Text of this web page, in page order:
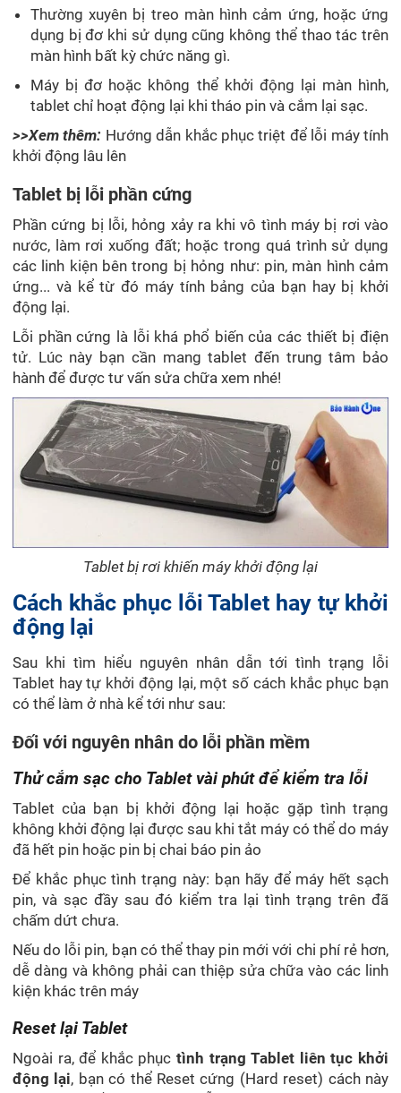
Thường xuyên bị treo màn hình cảm ứng, hoặc ứng
dụng bị đơ khi sử dụng cũng không thể thao tác trên
màn hình bất kỳ chức năng gì.
Máy bị đơ hoặc không thể khởi động lại màn hình,
tablet chỉ hoạt động lại khi tháo pin và cắm lại sạc.
>>Xem thêm: Hướng dẫn khắc phục triệt để lỗi máy tính
khởi động lâu lên
Tablet bị lỗi phần cứng
Phần cứng bị lỗi, hỏng xảy ra khi vô tình máy bị rơi vào
nước, làm rơi xuống đất; hoặc trong quá trình sử dụng
các linh kiện bên trong bị hỏng như: pin, màn hình cảm
ứng... và kể từ đó máy tính bảng của bạn hay bị khởi
động lại.
Lỗi phần cứng là lỗi khá phổ biến của các thiết bị điện
tử. Lúc này bạn cần mang tablet đến trung tâm bảo
hành để được tư vấn sửa chữa xem nhé!
Tablet bị rơi khiến máy khởi động lại
Cách khắc phục lỗi Tablet hay tự khởi
động lại
Sau khi tìm hiểu nguyên nhân dẫn tới tình trạng lỗi
Tablet hay tự khởi động lại, một số cách khắc phục bạn
có thể làm ở nhà kể tới như sau:
Đối với nguyên nhân do lỗi phần mềm
Thử cắm sạc cho Tablet vài phút để kiểm tra lỗi
Tablet của bạn bị khởi động lại hoặc gặp tình trạng
không khởi động lại được sau khi tắt máy có thể do máy
đã hết pin hoặc pin bị chai báo pin ảo
Để khắc phục tình trạng này: bạn hãy để máy hết sạch
pin, và sạc đầy sau đó kiểm tra lại tình trạng trên đã
chấm dứt chưa.
Nếu do lỗi pin, bạn có thể thay pin mới với chi phí rẻ hơn,
dễ dàng và không phải can thiệp sửa chữa vào các linh
kiện khác trên máy
Reset lại Tablet
Ngoài ra, để khắc phục tình trạng Tablet liên tục khởi
động lại, bạn có thể Reset cứng (Hard reset) cách này